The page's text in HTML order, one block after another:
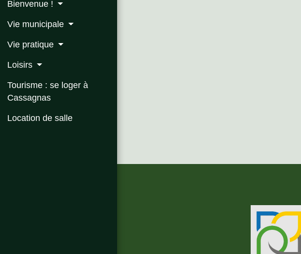
Bienvenue !
Vie municipale
Vie pratique
Loisirs
Tourisme : se loger à
Cassagnas
Location de salle